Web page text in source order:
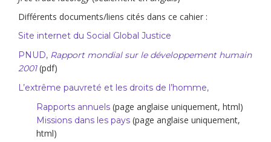
Différents documents/liens cités dans ce cahier :
Site internet du Social Global Justice
PNUD, Rapport mondial sur le développement humain
2001(pdf)
L’extrême pauvreté et les droits de l’homme,
Rapports annuels (page anglaise uniquement, html)
Missions dans les pays (page anglaise uniquement,
html)